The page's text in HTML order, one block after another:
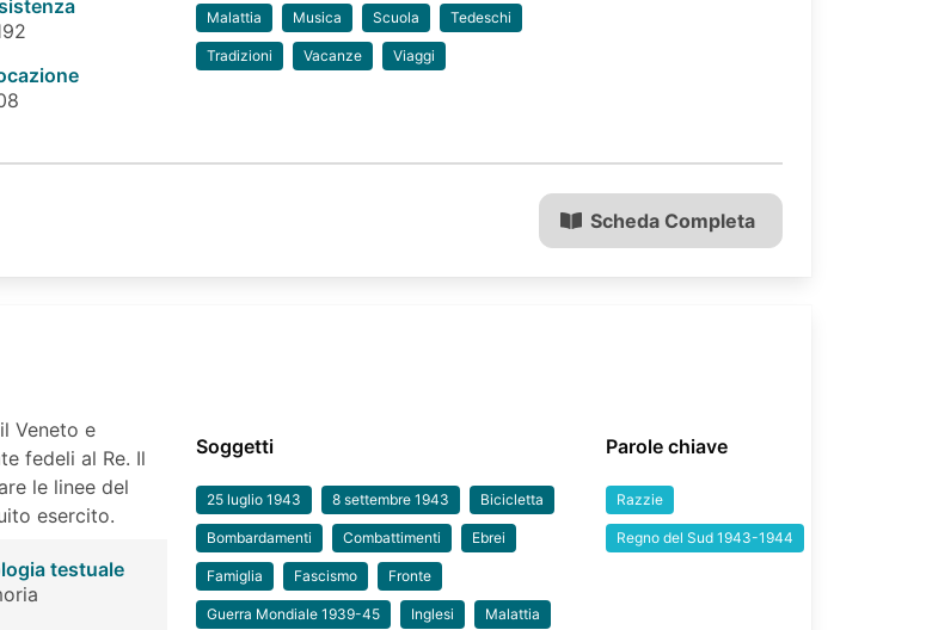
Malattia Musica Scuola Tedeschi
Tradizioni Vacanze Viaggi
Scheda Completa
Veneto e
fedeli al Re. Il
le linee del
esercito.
testuale
Soggetti
25 luglio 1943 8 settembre 1943 Bicicletta
Bombardamenti Combattimenti Ebrei
Famiglia Fascismo Fronte
Guerra Mondiale 1939-45 Inglesi Malattia
Parole chiave
Razzie
Regno del Sud 1943-1944